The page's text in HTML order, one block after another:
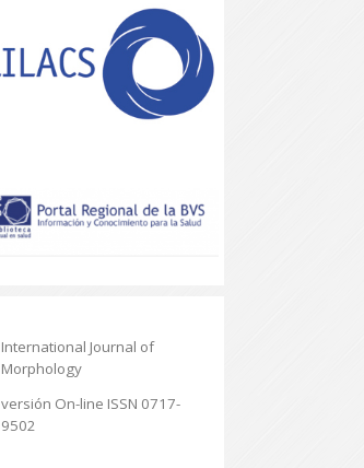
International Journal of
Morphology
versión On-line ISSN 0717-
9502